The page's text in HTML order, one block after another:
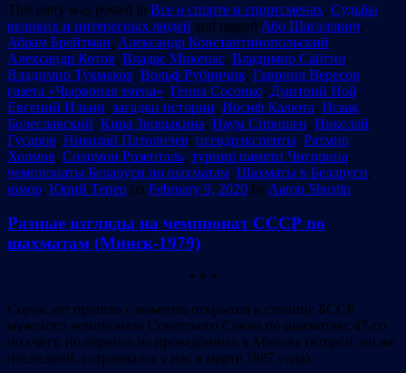
This entry was posted in Все о спорте и спортсменах, Судьбы
великих и интересных людей and tagged Або Шагалович,
Абрам Брейтман, Александр Константинопольский,
Александр Котов, Владас Микенас, Владимир Сайгин,
Владимир Тукмаков, Вольф Рубинчик, Гавриил Вересов,
газета «Чырвоная змена», Генна Сосонко, Дмитрий Ной,
Евгений Ильин, загадки истории, Иосиф Калюта, Исаак
Болеславский, Кира Зворыкина, Наум Спришен, Николай
Гусаров, Николай Патоличев, псевдоэксперты, Ратмир
Холмов, Соломон Розенталь, турнир памяти Чигорина,
чемпионаты Беларуси по шахматам, Шахматы в Беларуси,
юмор, Юрий Тепер on February 9, 2020 by Aaron Shustin.
Разные взгляды на чемпионат СССР по
шахматам (Минск-1979)
* * *
Сорок лет прошло с момента открытия в столице БССР
мужского чемпионата Советского Союза по шахматам: 47-го
по счёту, но первого из проведённых в Минске (второй, он же
последний, устраивался у нас в марте 1987 года).